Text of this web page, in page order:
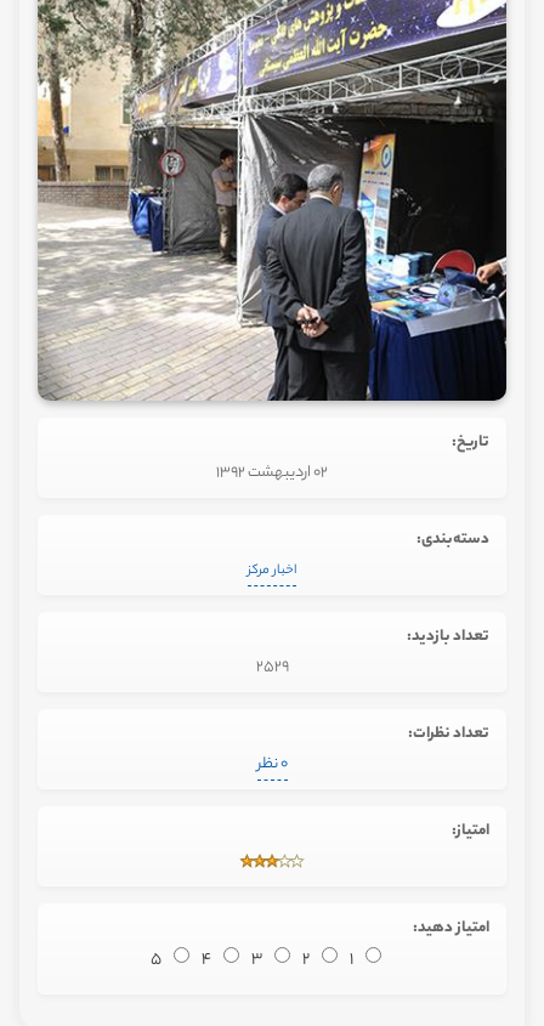
تاریخ:
02 اردیبهشت 1392
دسته‌بندی:
اخبار مرکز
تعداد بازدید:
2529
تعداد نظرات:
0 نظر
امتیاز:
امتیاز دهید:
1
2
3
4
5